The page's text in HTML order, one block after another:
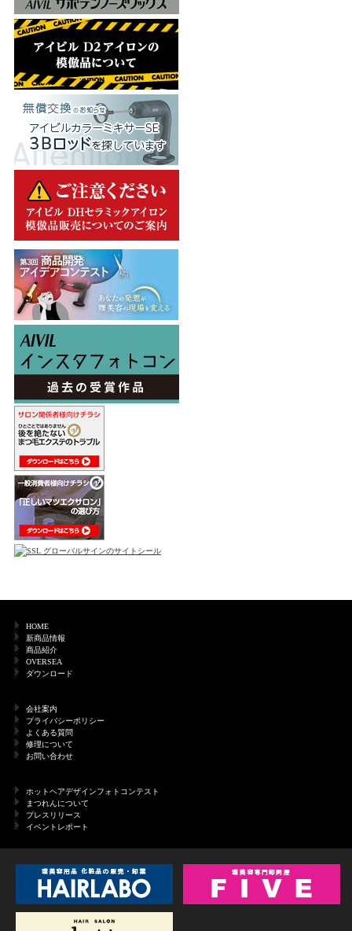
HOME
新商品情報
商品紹介
OVERSEA
ダウンロード
会社案内
プライバシーポリシー
よくある質問
修理について
お問い合わせ
ホットヘアデザインフォトコンテスト
まつれんについて
プレスリリース
イベントレポート